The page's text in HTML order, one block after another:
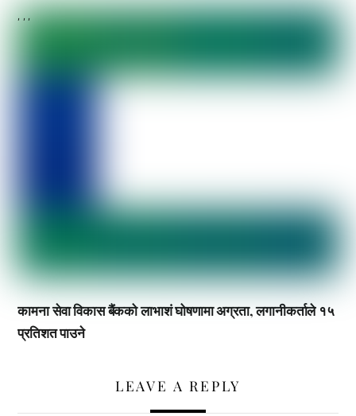
, , ,
कामना सेवा विकास बैंकको लाभाशं घोषणामा अग्रता, लगानीकर्ताले १५
प्रतिशत पाउने
LEAVE A REPLY